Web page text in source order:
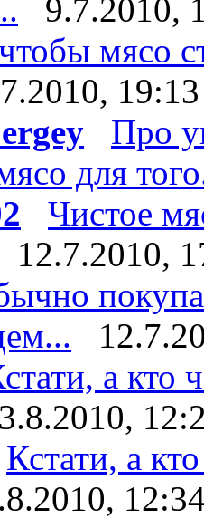
9.7.2010,
мясо
19:13
Про
для
Чистое
12.7.2010,
а кто
3.8.2010,
Кстати, а